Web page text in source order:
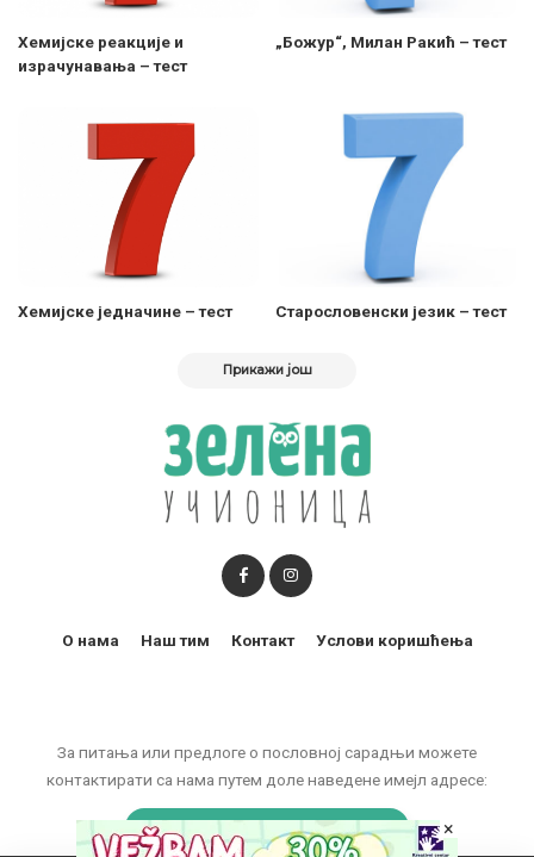
Хемијске реакције и
израчунавања – тест
„Божур“, Милан Ракић – тест
Хемијске једначине – тест Старословенски језик – тест
Прикажи још
За питања или предлоге о пословној сарадњи можете
контактирати са нама путем доле наведене имејл адресе:
marketing@zelenaucionica.com
О нама Наш тим Контакт Услови коришћења
×